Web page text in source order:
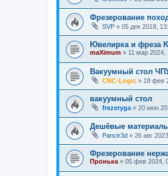
Фрезерование
SVP » 05 дек 2018,
Ювелирка и фреза
maXimum » 11 мар 2024,
Вакуумный стол
CNC-Logic » 18 фев
вакуумный стол
frezeryga » 20 июн
Дешёвые
Pancir3d » 26 авг
Фрезерование
Пронька» 05 фев 2024,